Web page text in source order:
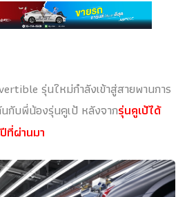
รุ่นใหม่กำลังเข้าสู่สายพานการ
กับพี่น้องรุ่นคูเป้ หลังจากรุ่นคูเป้ได้
ที่ผ่านมา